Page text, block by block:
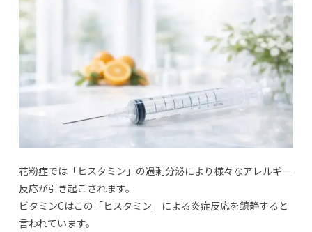
花粉症では「ヒスタミン」の過剰分泌により様々なアレルギー
反応が引き起こされます。
ビタミンCはこの「ヒスタミン」による炎症反応を鎮静すると
言われています。